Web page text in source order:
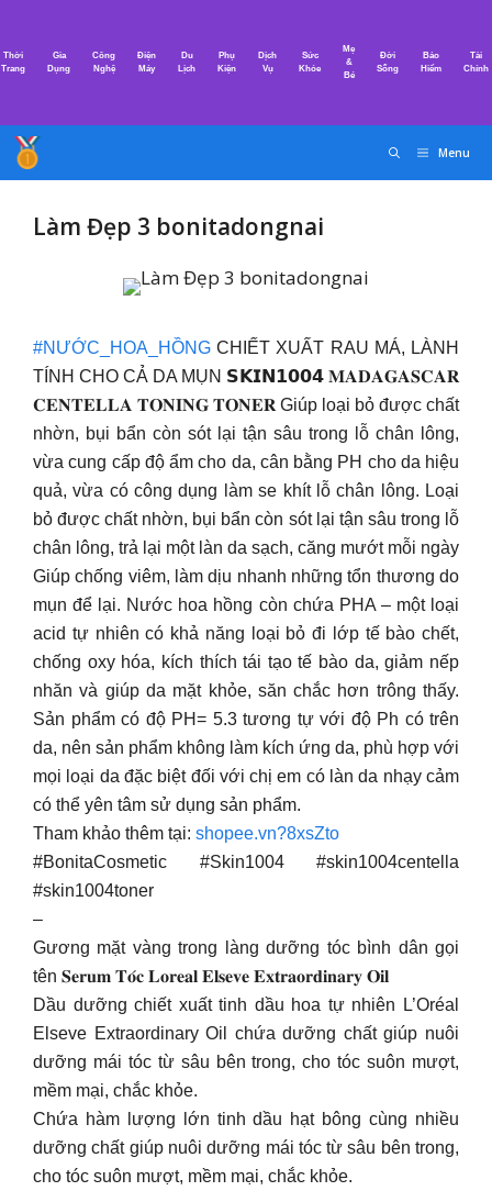
nội
Thời
Trang
Gia
Dụng
Công
Nghệ
Điện
Máy
Du
Lịch
Phụ
Kiện
Dịch
Vụ
Sức
Khỏe
Mẹ
&
Bé
Đời
Sống
Bảo
Hiểm
Tài
Chính
Menu
Làm Đẹp 3 bonitadongnai
#NƯỚC_HOA_HỒNG CHIẾT XUẤT RAU MÁ, LÀNH
TÍNH CHO CẢ DA MỤN 𝗦𝗞𝗜𝗡𝟭𝟬𝟬𝟰 𝐌𝐀𝐃𝐀𝐆𝐀𝐒𝐂𝐀𝐑
𝐂𝐄𝐍𝐓𝐄𝐋𝐋𝐀 𝐓𝐎𝐍𝐈𝐍𝐆 𝐓𝐎𝐍𝐄𝐑 Giúp loại bỏ được chất
nhờn, bụi bẩn còn sót lại tận sâu trong lỗ chân lông,
vừa cung cấp độ ẩm cho da, cân bằng PH cho da hiệu
quả, vừa có công dụng làm se khít lỗ chân lông. Loại
bỏ được chất nhờn, bụi bẩn còn sót lại tận sâu trong lỗ
chân lông, trả lại một làn da sạch, căng mướt mỗi ngày
Giúp chống viêm, làm dịu nhanh những tổn thương do
mụn để lại. Nước hoa hồng còn chứa PHA – một loại
acid tự nhiên có khả năng loại bỏ đi lớp tế bào chết,
chống oxy hóa, kích thích tái tạo tế bào da, giảm nếp
nhăn và giúp da mặt khỏe, săn chắc hơn trông thấy.
Sản phẩm có độ PH= 5.3 tương tự với độ Ph có trên
da, nên sản phẩm không làm kích ứng da, phù hợp với
mọi loại da đặc biệt đối với chị em có làn da nhạy cảm
có thể yên tâm sử dụng sản phẩm.
Tham khảo thêm tại: shopee.vn?8xsZto
#BonitaCosmetic #Skin1004 #skin1004centella
#skin1004toner
–
Gương mặt vàng trong làng dưỡng tóc bình dân gọi
tên 𝐒𝐞𝐫𝐮𝐦 𝐓𝐨́𝐜 𝐋𝐨𝐫𝐞𝐚𝐥 𝐄𝐥𝐬𝐞𝐯𝐞 𝐄𝐱𝐭𝐫𝐚𝐨𝐫𝐝𝐢𝐧𝐚𝐫𝐲 𝐎𝐢𝐥
Dầu dưỡng chiết xuất tinh dầu hoa tự nhiên L’Oréal
Elseve Extraordinary Oil chứa dưỡng chất giúp nuôi
dưỡng mái tóc từ sâu bên trong, cho tóc suôn mượt,
mềm mại, chắc khỏe.
Chứa hàm lượng lớn tinh dầu hạt bông cùng nhiều
dưỡng chất giúp nuôi dưỡng mái tóc từ sâu bên trong,
cho tóc suôn mượt, mềm mại, chắc khỏe.